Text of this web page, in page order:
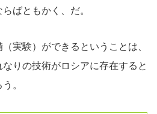
ばともかく、だ。
実験）ができるということは、
りの技術がロシアに存在すると
。